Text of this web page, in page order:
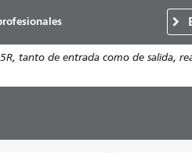
tanto de entrada como de salida,